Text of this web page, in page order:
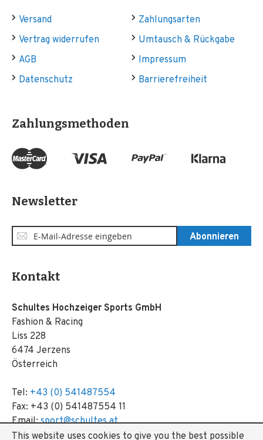
This website uses cookies to give you the best possible
Versand
Zahlungsarten
Vertrag widerrufen
Umtausch & Rückgabe
AGB
Impressum
Datenschutz
Barrierefreiheit
Zahlungsmethoden
Newsletter
Anmeldung
zum
Abonnieren
Kontakt
Schultes Hochzeiger Sports GmbH
Fashion & Racing
Liss 228
6474 Jerzens
Österreich
Tel: +43 (0) 541487554
Fax: +43 (0) 541487554 11
Email:sport@schultes.at